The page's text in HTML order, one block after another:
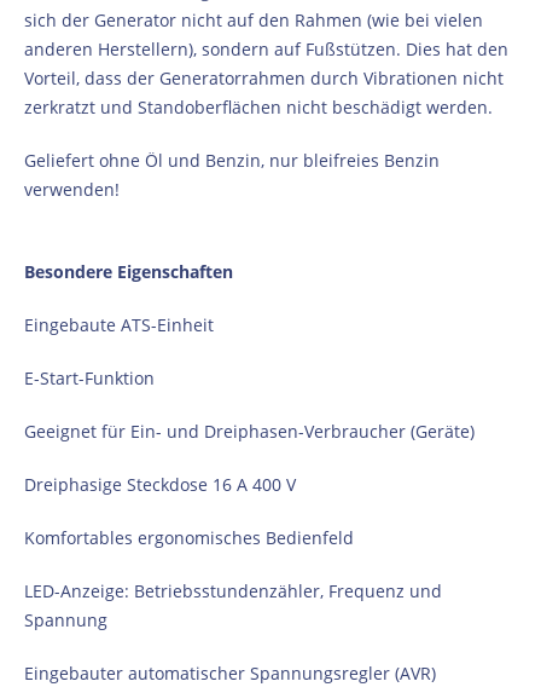
sich der Generator nicht auf den Rahmen (wie bei vielen
anderen Herstellern), sondern auf Fußstützen. Dies hat den
Vorteil, dass der Generatorrahmen durch Vibrationen nicht
zerkratzt und Standoberflächen nicht beschädigt werden.
Geliefert ohne Öl und Benzin, nur bleifreies Benzin
verwenden!
Besondere Eigenschaften
Eingebaute ATS-Einheit
E-Start-Funktion
Geeignet für Ein- und Dreiphasen-Verbraucher (Geräte)
Dreiphasige Steckdose 16 А 400 V
Komfortables ergonomisches Bedienfeld
LED-Anzeige: Betriebsstundenzähler, Frequenz und
Spannung
Eingebauter automatischer Spannungsregler (AVR)